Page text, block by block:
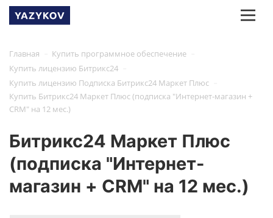
Главная Купить программное обеспечение
Купить лицензию Битрикс24
Купить лицензию Подписка Битрикс24 Маркет Плюс
Купить Битрикс24 Маркет Плюс (подписка "Интернет-магазин +
CRM" на 12 мес.)
Битрикс24 Маркет Плюс
(подписка "Интернет-
магазин + CRM" на 12 мес.)